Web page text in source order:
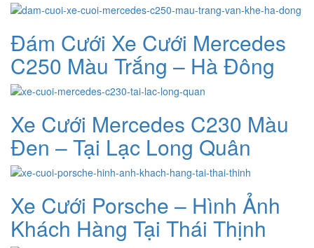
Đám Cưới Xe Cưới Mercedes
C250 Màu Trắng – Hà Đông
Xe Cưới Mercedes C230 Màu
Đen – Tại Lạc Long Quân
Xe Cưới Porsche – Hình Ảnh
Khách Hàng Tại Thái Thịnh